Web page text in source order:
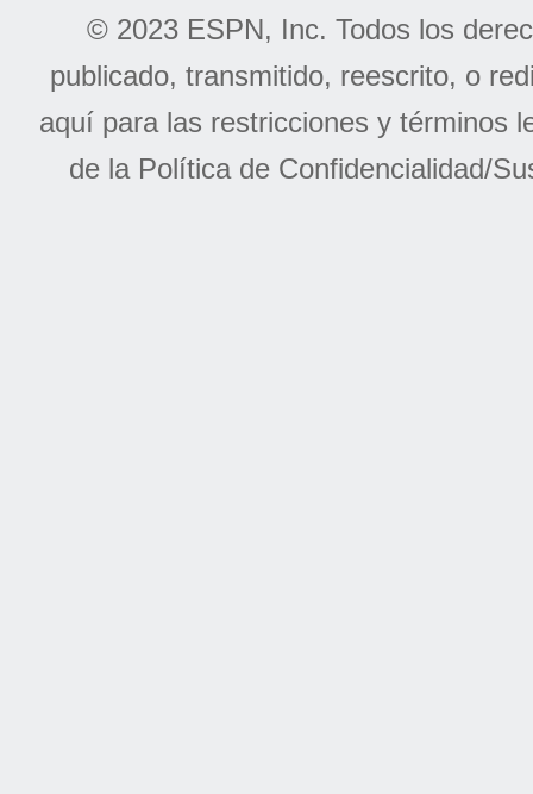
© 2023 ESPN, Inc. Todos los
publicado, transmitido, reescrito, o
aquí para las restricciones y términos
de la Política de Confidencialidad/